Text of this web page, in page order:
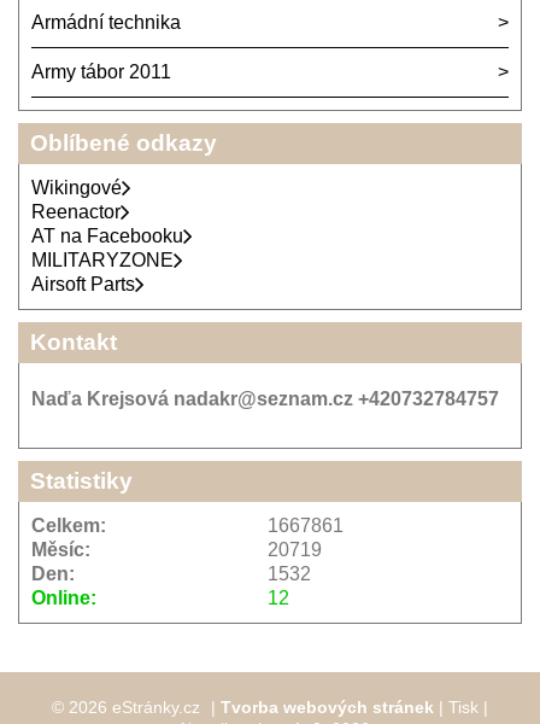
Armádní technika
Army tábor 2011
Oblíbené odkazy
Wikingové
Reenactor
AT na Facebooku
MILITARYZONE
Airsoft Parts
Kontakt
Naďa Krejsová nadakr@seznam.cz +420732784757
Statistiky
Online: 12
Celkem:
1667861
Měsíc:
20719
Den:
1532
© 2026 eStránky.cz | Tvorba webových stránek | Tisk |